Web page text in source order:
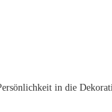
in die